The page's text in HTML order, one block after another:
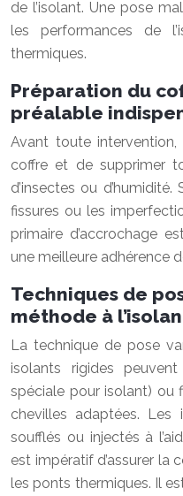
de l’isolant. Une pose
les performances de
thermiques.
Préparation du
préalable
Avant toute
coffre et de supprimer
d’insectes ou
fissures ou les
primaire d’accrochage
une meilleure adhérence
Techniques de
méthode à
La technique de pose
isolants rigides
spéciale pour isolant) ou
chevilles adaptées. Les
soufflés ou injectés à
est impératif d’assurer la
les ponts thermiques. Il